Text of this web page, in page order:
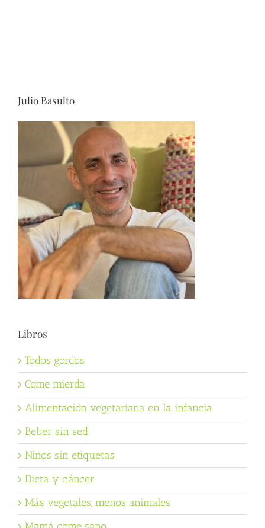
Julio Basulto
Libros
Todos gordos
Come mierda
Alimentación vegetariana en la infancia
Beber sin sed
Niños sin etiquetas
Dieta y cáncer
Más vegetales, menos animales